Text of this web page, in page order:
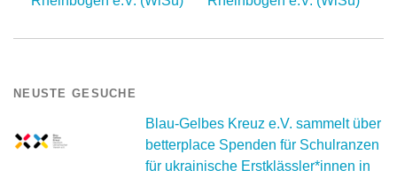
NEUSTE GESUCHE
Blau-Gelbes Kreuz e.V. sammelt über
betterplace Spenden für Schulranzen
für ukrainische Erstklässler*innen in